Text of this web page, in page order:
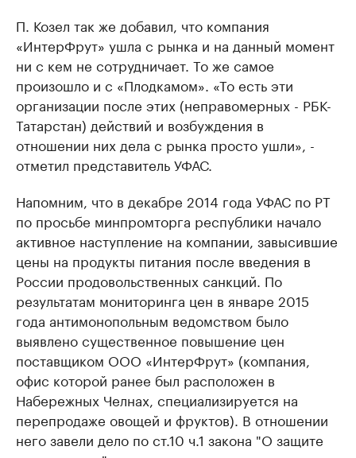
П. Козел так же добавил, что компания
«ИнтерФрут» ушла с рынка и на данный момент
ни с кем не сотрудничает. То же самое
произошло и с «Плодкамом». «То есть эти
организации после этих (неправомерных - РБК-
Татарстан) действий и возбуждения в
отношении них дела с рынка просто ушли», -
отметил представитель УФАС.
Напомним, что в декабре 2014 года УФАС по РТ
по просьбе минпромторга республики начало
активное наступление на компании, завысившие
цены на продукты питания после введения в
России продовольственных санкций. По
результатам мониторинга цен в январе 2015
года антимонопольным ведомством было
выявлено существенное повышение цен
поставщиком ООО «ИнтерФрут» (компания,
офис которой ранее был расположен в
Набережных Челнах, специализируется на
перепродаже овощей и фруктов). В отношении
него завели дело по ст.10 ч.1 закона "О защите